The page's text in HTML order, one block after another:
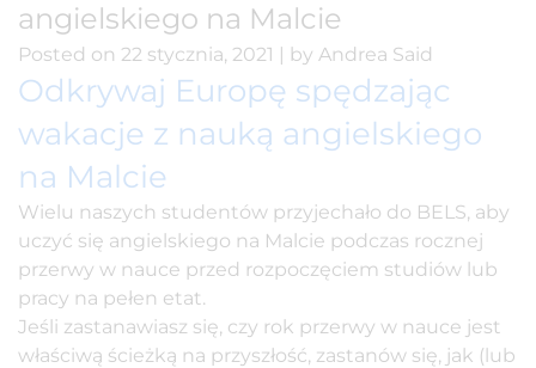
angielskiego na Malcie
Posted on 22 stycznia, 2021 | by Andrea Said
Odkrywaj Europę spędzając
wakacje z nauką angielskiego
na Malcie
Wielu naszych studentów przyjechało do BELS, aby
uczyć się angielskiego na Malcie podczas rocznej
przerwy w nauce przed rozpoczęciem studiów lub
pracy na pełen etat.
Jeśli zastanawiasz się, czy rok przerwy w nauce jest
właściwą ścieżką na przyszłość, zastanów się, jak (lub